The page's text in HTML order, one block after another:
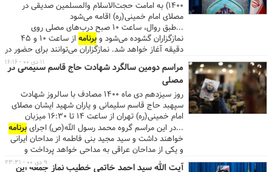
۱۴۰۰) به امامت حجت‌الاسلام‌ والمسلمین صدیقی در
مصلای امام خمینی(ره) اقامه می‌شود
...طبق روال، ساعت ۱۰ صبح درب‌های مصلی روی
نمازگزاران گشوده می‌شود وبرنامه
از ساعت ۱۰ و ۴۵
دقیقه آغاز خواهد شد. نمازگزاران می‌توانند برای حضور در
نمازجمعه از درب شمالی مصلی (ایستگاه مترو مصلی)، از
درب جنوبی خیابان شهید بهشتی (ایستگاه مترو شهید
بهشتی) و درب شرقی خیابان قنبرزاده تردد کنند....
مراسم دومین سالگرد شهادت حاج قاسم سلیمانی در
مصلی
روز سیزدهم دی ماه ۱۴۰۰ مصادف با سالروز شهادت
سپهبد حاج قاسم سلیمانی و یاران شهید ایشان مصلای
امام خمینی(ره) تهران از ساعت ۱۴ تا ۱۶:۳۰ میزبان
دوستداران سردار دلها خواهد بود.
...در این مراسم گروه محمد رسول الله(ص) اجرایبرنامه
خواهند داشت و سید مجید بنی فاطمه از مداحان ایرانی
و یکی از مداحان عراقی به مداحی خواهد پرداخت و
حسین طاهری حماسه سرایی خواهد کرد. عضو شورای
۱۱ دی ۰۰ - ۱۶:۱۶
آیت الله سید احمد خاتمی خطیب نماز جمعه این
۹ دی ۰۰ - ۲۳:۳۱